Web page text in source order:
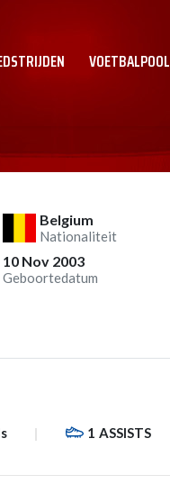
VOETBALPOOL
Belgium
Nationaliteit
10 Nov 2003
Geboortedatum
1 ASSISTS